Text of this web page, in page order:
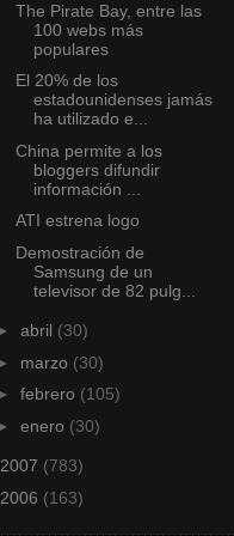
The Pirate Bay, entre las
100 webs más
populares
El 20% de los
estadounidenses jamás
ha utilizado e...
China permite a los
bloggers difundir
información ...
ATI estrena logo
Demostración de
Samsung de un
televisor de 82 pulg...
abril (30)
marzo (30)
febrero (105)
enero (30)
2007 (783)
2006 (163)